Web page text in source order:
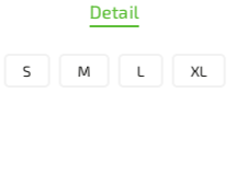
Detail
S M L XL